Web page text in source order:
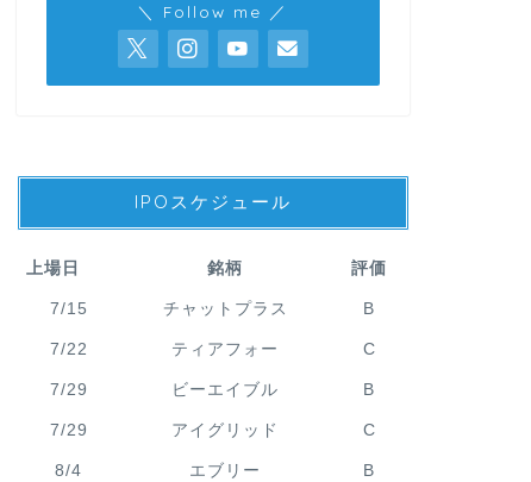
＼ Follow me ／
IPOスケジュール
上場日 銘柄 評価
7/15 チャットプラス B
7/22 ティアフォー C
7/29 ビーエイブル B
7/29 アイグリッド C
8/4 エブリー B